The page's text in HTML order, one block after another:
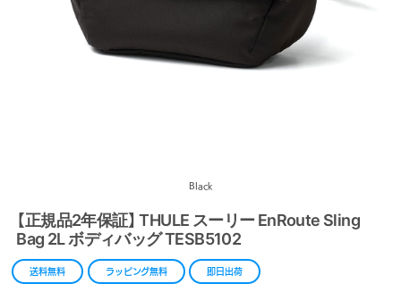
Black
【正規品2年保証】 THULE スーリー EnRoute Sling
Bag 2L ボディバッグ TESB5102
送料無料 ラッピング無料 即日出荷